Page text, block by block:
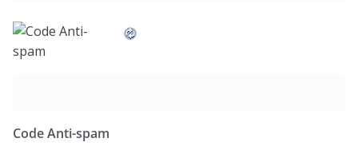
Code Anti-spam